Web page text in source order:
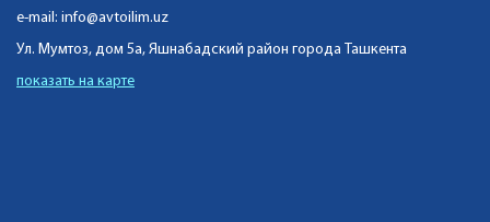
e-mail: info@avtoilim.uz
Ул. Мумтоз, дом 5а, Яшнабадский район города Ташкента
показать на карте